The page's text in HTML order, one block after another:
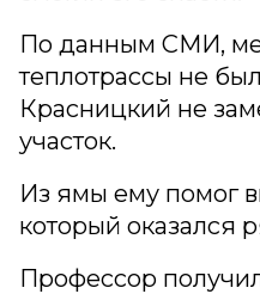
По данным СМИ,
теплотрассы не
Красницкий не
участок.
Из ямы ему помог
который оказался
Профессор